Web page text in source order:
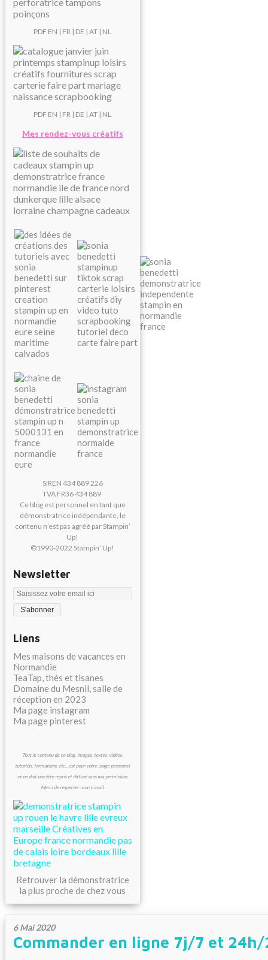
PDF EN | FR | DE | AT | NL
PDF EN | FR | DE | AT | NL
Mes rendez-vous créatifs
SIREN 434 889 226
TVA FR36 434 889
Ce blog est personnel en tant que
démonstratrice indépendante, le
contenu n’est pas agréé par Stampin’
Up!
©1990-2022 Stampin’ Up!
Newsletter
Liens
Mes maisons de vacances en
Normandie
TeaTap, thés et tisanes
Domaine du Mesnil, salle de
réception en 2023
Ma page instagram
Ma page pinterest
Tout le contenu de ce blog, images, textes, vidéos,
tutoriels, formations, etc., est pour votre usage personnel
et ne doit pas être repris et diffusé sans ma permission.
Merci de respecter mon travail.
Retrouver la démonstratrice
la plus proche de chez vous
6 Mai 2020
Commander en ligne 7j/7 et 24h/